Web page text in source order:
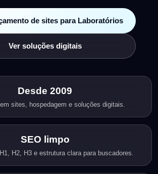
de sites para Laboratórios
Ver soluções digitais
Desde 2009
sites, hospedagem e soluções digitais.
SEO limpo
H2, H3 e estrutura clara para buscadores.